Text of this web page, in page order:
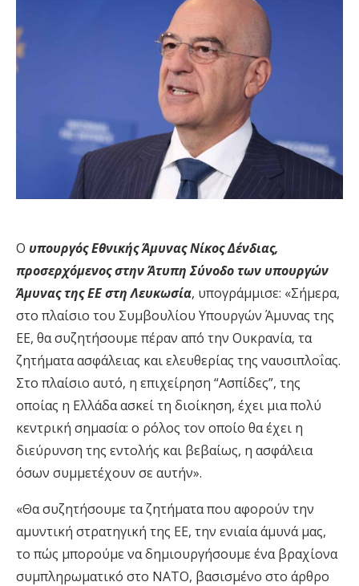
Ο υπουργός Εθνικής Άμυνας Νίκος Δένδιας,
προσερχόμενος στην Άτυπη Σύνοδο των υπουργών
Άμυνας της ΕΕ στη Λευκωσία, υπογράμμισε: «Σήμερα,
στο πλαίσιο του Συμβουλίου Υπουργών Άμυνας της
ΕΕ, θα συζητήσουμε πέραν από την Ουκρανία, τα
ζητήματα ασφάλειας και ελευθερίας της ναυσιπλοΐας.
Στο πλαίσιο αυτό, η επιχείρηση “Ασπίδες”, της
οποίας η Ελλάδα ασκεί τη διοίκηση, έχει μια πολύ
κεντρική σημασία: o ρόλος τον οποίο θα έχει η
διεύρυνση της εντολής και βεβαίως, η ασφάλεια
όσων συμμετέχουν σε αυτήν».
«Θα συζητήσουμε τα ζητήματα που αφορούν την
αμυντική στρατηγική της ΕΕ, την ενιαία άμυνά μας,
το πώς μπορούμε να δημιουργήσουμε ένα βραχίονα
συμπληρωματικό στο ΝΑΤΟ, βασισμένο στο άρθρο